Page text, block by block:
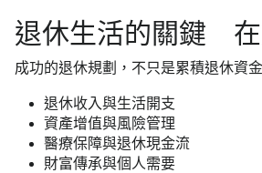
退休生活的關鍵
成功的退休規劃，不只是累積退休資
退休收入與生活開支
資產增值與風險管理
醫療保障與退休現金流
財富傳承與個人需要